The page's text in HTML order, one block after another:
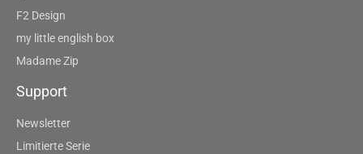
F2 Design
my little english box
Madame Zip
Support
Newsletter
Limitierte Serie